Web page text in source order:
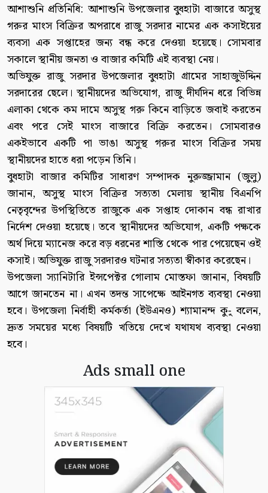
আশাশুনি প্রতিনিধি: আশাশুনি উপজেলার বুধহাটা বাজারে অসুস্থ
গরুর মাংস বিক্রির অপরাধে রাজু সরদার নামের এক কসাইয়ের
ব্যবসা এক সপ্তাহের জন্য বন্ধ করে দেওয়া হয়েছে। সোমবার
সকালে স্থানীয় জনতা ও বাজার কমিটি এই ব্যবস্থা নেয়।
অভিযুক্ত রাজু সরদার উপজেলার বুধহাটা গ্রামের সাহাজুউদ্দিন
সরদারের ছেলে। স্থানীয়দের অভিযোগ, রাজু দীর্ঘদিন ধরে বিভিন্ন
এলাকা থেকে কম দামে অসুস্থ গরু কিনে বাড়িতে জবাই করতেন
এবং পরে সেই মাংস বাজারে বিক্রি করতেন। সোমবারও
একইভাবে একটি পা ভাঙা অসুস্থ গরুর মাংস বিক্রির সময়
স্থানীয়দের হাতে ধরা পড়েন তিনি।
বুধহাটা বাজার কমিটির সাধারণ সম্পাদক নুরুজ্জামান (জুলু)
জানান, অসুস্থ মাংস বিক্রির সত্যতা মেলায় স্থানীয় বিএনপি
নেতৃবৃন্দের উপস্থিতিতে রাজুকে এক সপ্তাহ দোকান বন্ধ রাখার
নির্দেশ দেওয়া হয়েছে। তবে স্থানীয়দের অভিযোগ, একটি পক্ষকে
অর্থ দিয়ে ম্যানেজ করে বড় ধরনের শাস্তি থেকে পার পেয়েছেন ওই
কসাই। অভিযুক্ত রাজু সরদারও ঘটনার সত্যতা স্বীকার করেছেন।
উপজেলা স্যানিটারি ইন্সপেক্টর গোলাম মোস্তফা জানান, বিষয়টি
আগে জানতেন না। এখন তদন্ত সাপেক্ষে আইনগত ব্যবস্থা নেওয়া
হবে। উপজেলা নির্বাহী কর্মকর্তা (ইউএনও) শ্যামানন্দ কু-ু বলেন,
দ্রুত সময়ের মধ্যে বিষয়টি খতিয়ে দেখে যথাযথ ব্যবস্থা নেওয়া
হবে।
Ads small one